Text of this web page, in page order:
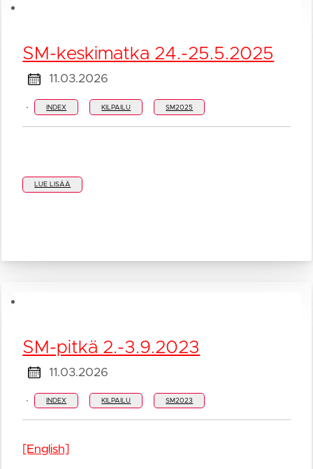
SM-keskimatka 24.-25.5.2025
11.03.2026
· INDEX KILPAILU SM2025
LUE LISÄÄ
SM-pitkä 2.-3.9.2023
11.03.2026
· INDEX KILPAILU SM2023
[English]